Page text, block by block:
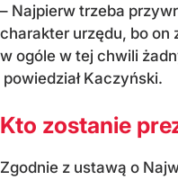
– Najpierw trzeba
charakter urzędu, bo on
w ogóle w tej chwili
powiedział Kaczyński.
Kto zostanie
Zgodnie z ustawą o